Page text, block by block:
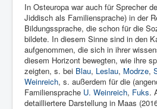
In Osteuropa war auch für Sprecher
Jiddisch als Familiensprache) in der
Bildungssprache, die schon für die
bildete. In diesem Sinne sind in den
aufgenommen, die sich in ihrer
diesem Horizont bewegten, wie ihre
zeigten, s. bei Blau, Leslau, Modrze,
Weinreich, s. außerdem für die
Familiensprache U. Weinreich, Fuks.
detailliertere Darstellung in Maas